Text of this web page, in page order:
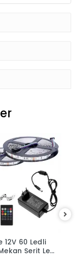
12V 60 Ledli
Şerit Led